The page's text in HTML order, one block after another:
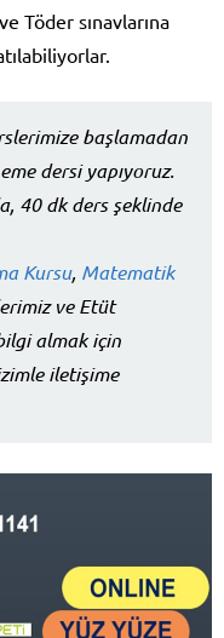
Töder sınavlarına
başlamadan
dersi yapıyoruz.
40 dk ders şeklinde
Kursu, Matematik
ve Etüt
almak için
iletişime